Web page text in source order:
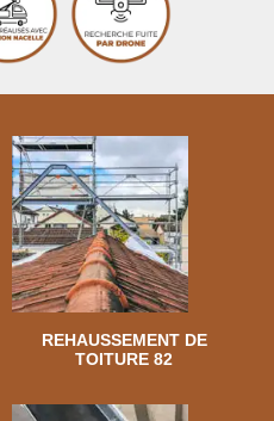
REHAUSSEMENT DE
TOITURE 82